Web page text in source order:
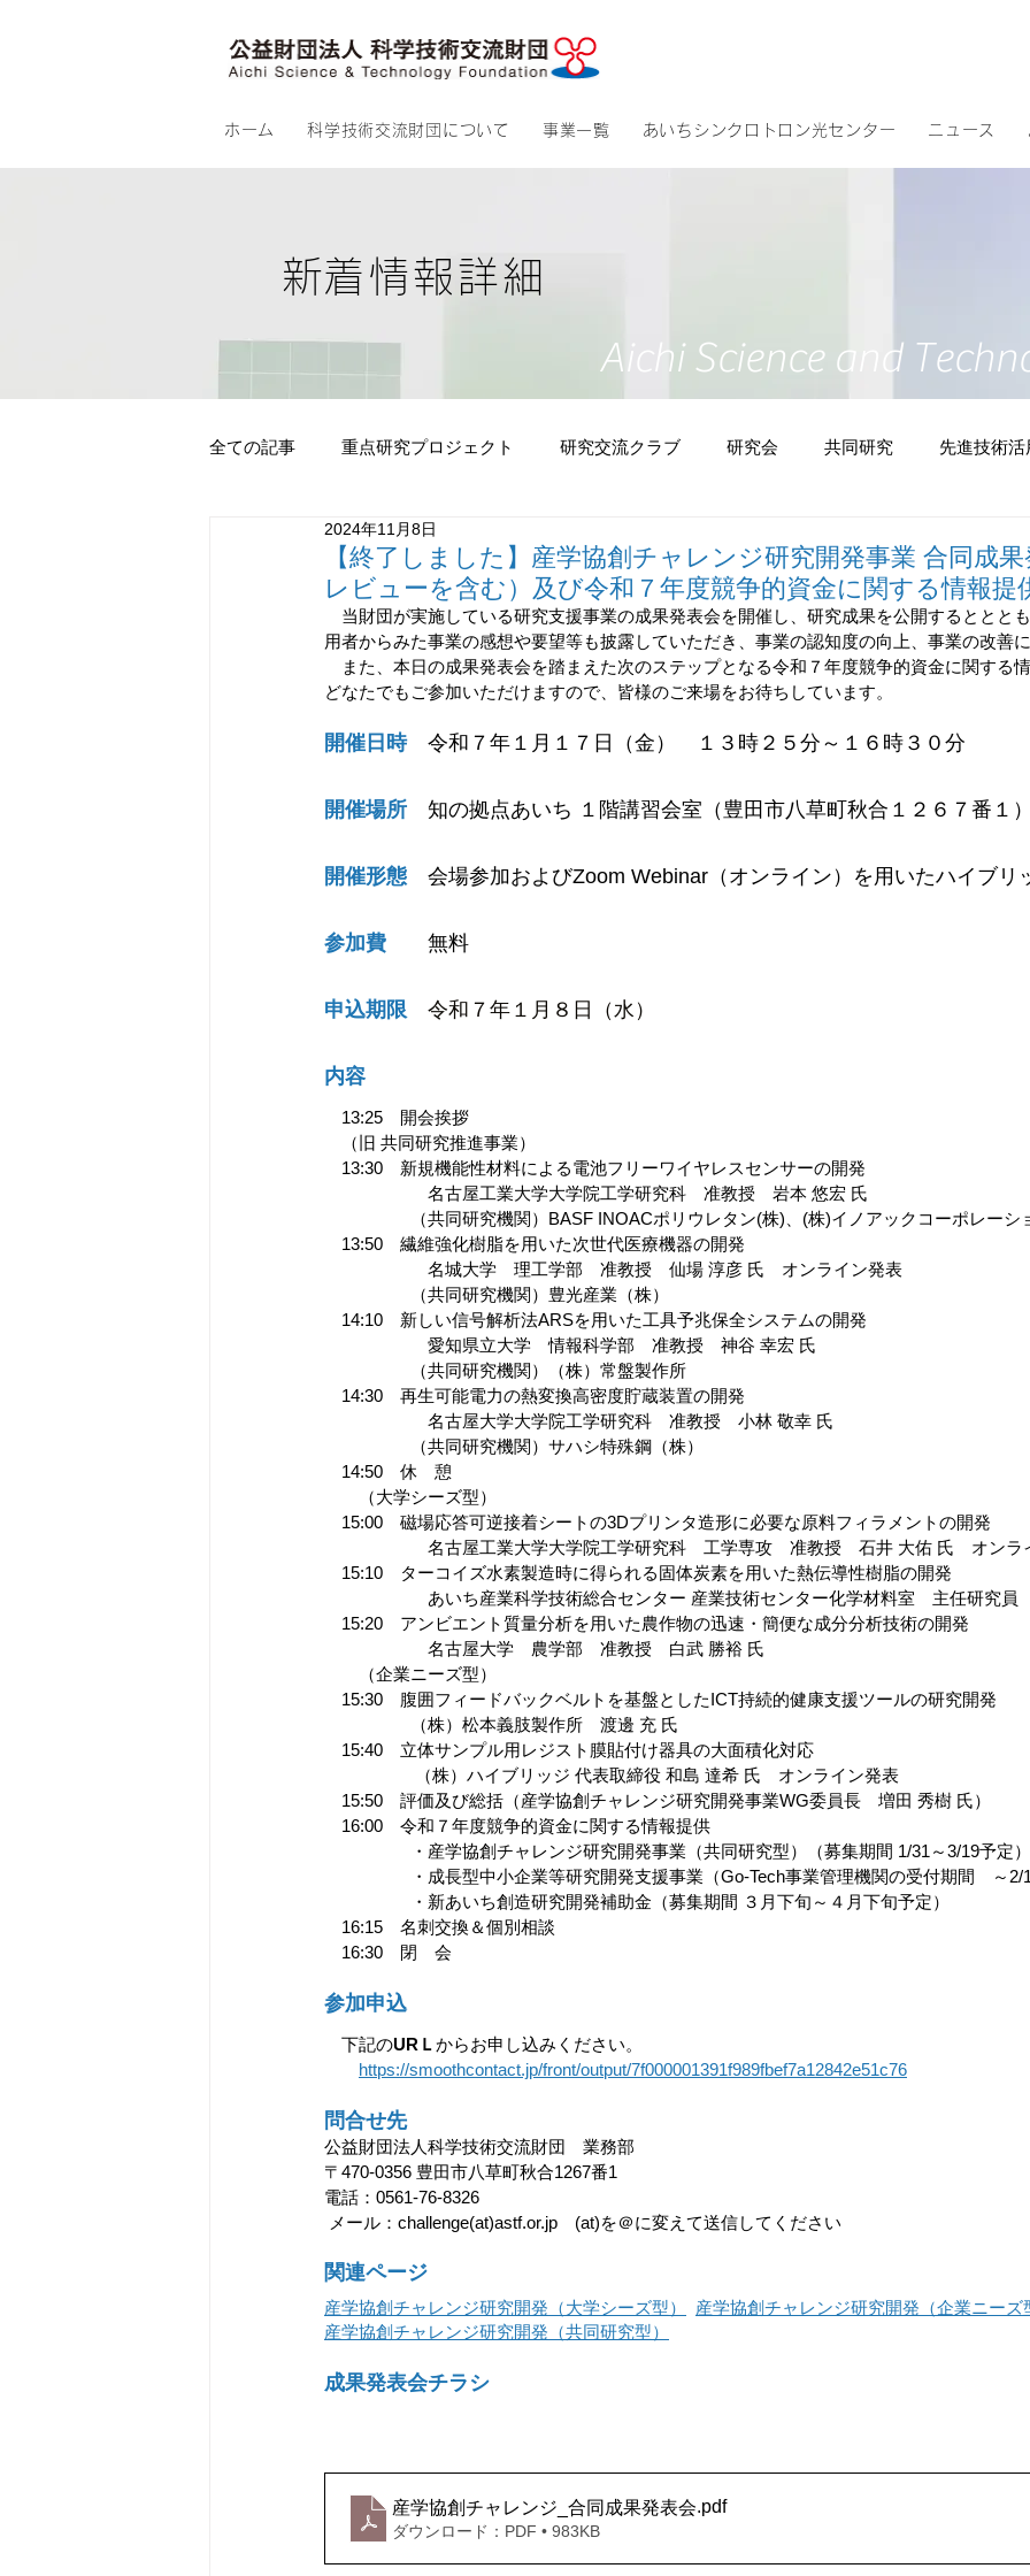
ホーム 科学技術交流財団について 事業一覧 あいちシンクロトロン光センター ニュース
Aichi Science and
​新着情報詳細
全ての記事 重点研究プロジェクト 研究交流クラブ 研究会 共同研究 先進技術
MOT研修 デジタル
知識創造型交流事業
【終了しました】産学協創チャレンジ研究開発事業 合同成
レビューを含む）及び令和７年度競争的資金に関する情報提
2024年11月8日
当財団が実施している研究支援事業の成果発表会を開催し、研究成果を公開するととと
用者からみた事業の感想や要望等も披露していただき、事業の認知度の向上、事業の改善
また、本日の成果発表会を踏まえた次のステップとなる令和７年度競争的資金に関する
どなたでもご参加いただけますので、皆様のご来場をお待ちしています。
開催日時 令和７年１月１７日（金）　１３時２５分～１６時３０分
開催場所 知の拠点あいち １階講習会室（豊田市八草町秋合１２６７番１
開催形態 会場参加およびZoom Webinar（オンライン）を用いたハイブリ
参加費 無料
申込期限 令和７年１月８日（水）
内容
13:25　開会挨拶
（旧 共同研究推進事業）
13:30　新規機能性材料による電池フリーワイヤレスセンサーの開発
名古屋工業大学大学院工学研究科　准教授　岩本 悠宏 氏
（共同研究機関）BASF INOACポリウレタン(株)、(株)イノアックコーポレーシ
13:50　繊維強化樹脂を用いた次世代医療機器の開発
名城大学　理工学部　准教授　仙場 淳彦 氏　オンライン発表
（共同研究機関）豊光産業（株）
14:10　新しい信号解析法ARSを用いた工具予兆保全システムの開発
愛知県立大学　情報科学部　准教授　神谷 幸宏 氏
（共同研究機関）
（株）常盤製作所
14:30　再生可能電力の熱変換高密度貯蔵装置の開発
名古屋大学大学院工学研究科　准教授　小林 敬幸 氏
（共同研究機関）サハシ特殊鋼（株）
14:50　休　憩
（大学シーズ型）
15:00　磁場応答可逆接着シートの3Dプリンタ造形に必要な原料フィラメントの開発
名古屋工業大学大学院工学研究科　工学専攻　准教授　石井 大佑 氏　オンラ
15:10　ターコイズ水素製造時に得られる固体炭素を用いた熱伝導性樹脂の開発
あいち産業科学技術総合センター 産業技術センター化学材料室　主任研究員　
15:20　アンビエント質量分析を用いた農作物の迅速・簡便な成分分析技術の開発
名古屋大学　農学部　准教授　白武 勝裕 氏
（企業ニーズ型）
15:30　腹囲フィードバックベルトを基盤としたICT持続的健康支援ツールの研究開発
（株）松本義肢製作所　渡邊 充 氏
15:40　立体サンプル用レジスト膜貼付け器具の大面積化対応
（株）ハイブリッジ 代表取締役 和島 達希 氏　オンライン発表
15:50　評価及び総括（産学協創チャレンジ研究開発事業WG委員長　増田 秀樹 氏）
16:00　令和７年度競争的資金に関する情報提供
・産学協創チャレンジ研究開発事業（共同研究型）（募集期間 1/31～3/19予定）
・成長型中小企業等研究開発支援事業（Go-Tech事業管理機関の受付期間　～2/
・新あいち創造研究開発補助金（募集期間 ３月下旬～４月下旬予定）
16:15　名刺交換＆個別相談
16:30　閉　会
参加申込
下記のURＬからお申し込みください。
https://smoothcontact.jp/front/output/7f000001391f989fbef7a12842e51c76
問合せ先
電話：0561-76-8326
メール：challenge(at)astf.or.jp　(at)を＠に変えて送信してください
関連ページ
産学協創チャレンジ研究開発（大学シーズ型）
産学協創チャレンジ研究開発（企業ニーズ
産学協創チャレンジ研究開発 （共同研究型）
成果発表会チラシ
産学協創チャレンジ_合同成果発表会.pdf
ダウンロード：PDF • 983KB